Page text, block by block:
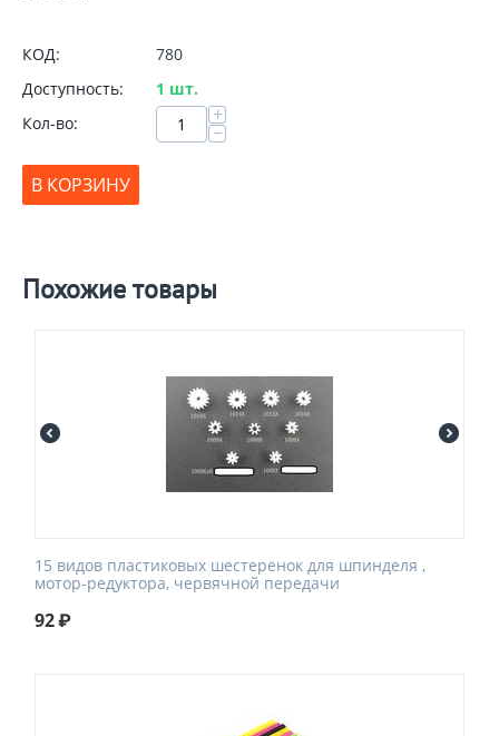
КОД:
780
Доступность:
1 шт.
Кол-во:
+
−
В КОРЗИНУ
Похожие товары
15 видов пластиковых шестеренок для шпинделя ,
мотор-редуктора, червячной передачи
92₽